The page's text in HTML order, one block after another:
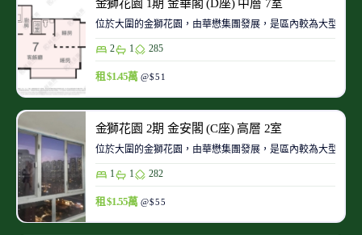
金獅花園 1期 金華閣 (D座) 中層 7室
位於大圍的金獅花園，由華懋集團發展，是區內較為大型的
2 1 285
租 $1.45萬 @$51
金獅花園 2期 金安閣 (C座) 高層 2室
位於大圍的金獅花園，由華懋集團發展，是區內較為大型的
1 1 282
租 $1.55萬 @$55